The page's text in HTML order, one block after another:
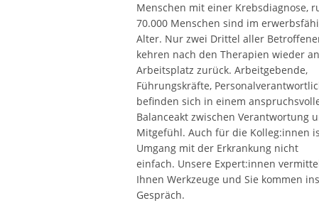
Menschen mit einer Krebsdiagnose,
70.000 Menschen sind im
Alter. Nur zwei Drittel aller
kehren nach den Therapien wieder
Arbeitsplatz zurück. Arbeitgebende,
Führungskräfte,
befinden sich in einem
Balanceakt zwischen Verantwortung
Mitgefühl. Auch für die Kolleg:innen
Umgang mit der Erkrankung nicht
einfach. Unsere Expert:innen
Ihnen Werkzeuge und Sie kommen ins
Gespräch.